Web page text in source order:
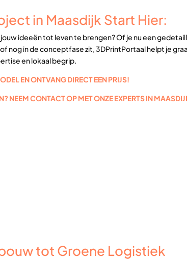
in Maasdijk Start Hier:
jouw ideeën tot leven te brengen? Of je nu een
nog in de conceptfase zit, 3DPrintPortaal helpt je
en lokaal begrip.
EN ONTVANG DIRECT EEN PRIJS!
NEEM CONTACT OP MET ONZE EXPERTS IN
tot Groene Logistiek